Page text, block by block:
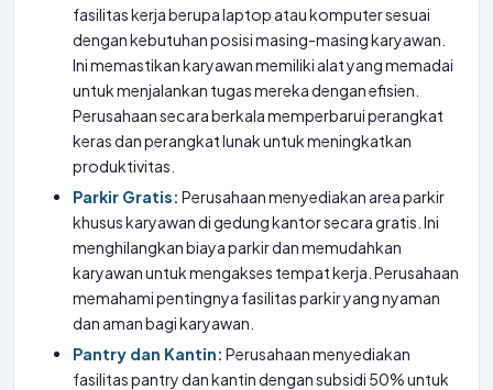
fasilitas kerja berupa laptop atau komputer sesuai
dengan kebutuhan posisi masing-masing karyawan.
Ini memastikan karyawan memiliki alat yang memadai
untuk menjalankan tugas mereka dengan efisien.
Perusahaan secara berkala memperbarui perangkat
keras dan perangkat lunak untuk meningkatkan
produktivitas.
Parkir Gratis: Perusahaan menyediakan area parkir
khusus karyawan di gedung kantor secara gratis. Ini
menghilangkan biaya parkir dan memudahkan
karyawan untuk mengakses tempat kerja. Perusahaan
memahami pentingnya fasilitas parkir yang nyaman
dan aman bagi karyawan.
Pantry dan Kantin: Perusahaan menyediakan
fasilitas pantry dan kantin dengan subsidi 50% untuk